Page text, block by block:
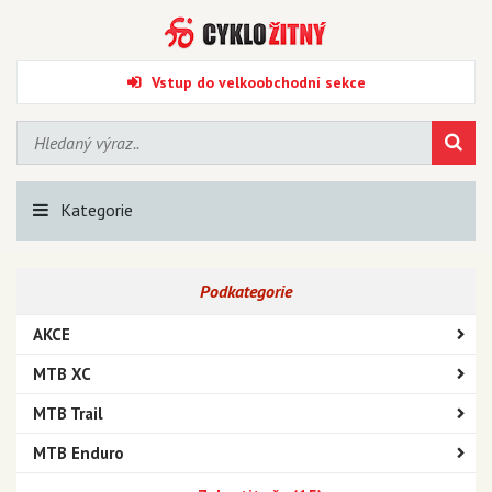
Vstup do velkoobchodní sekce
Kategorie
Podkategorie
AKCE
MTB XC
MTB Trail
MTB Enduro